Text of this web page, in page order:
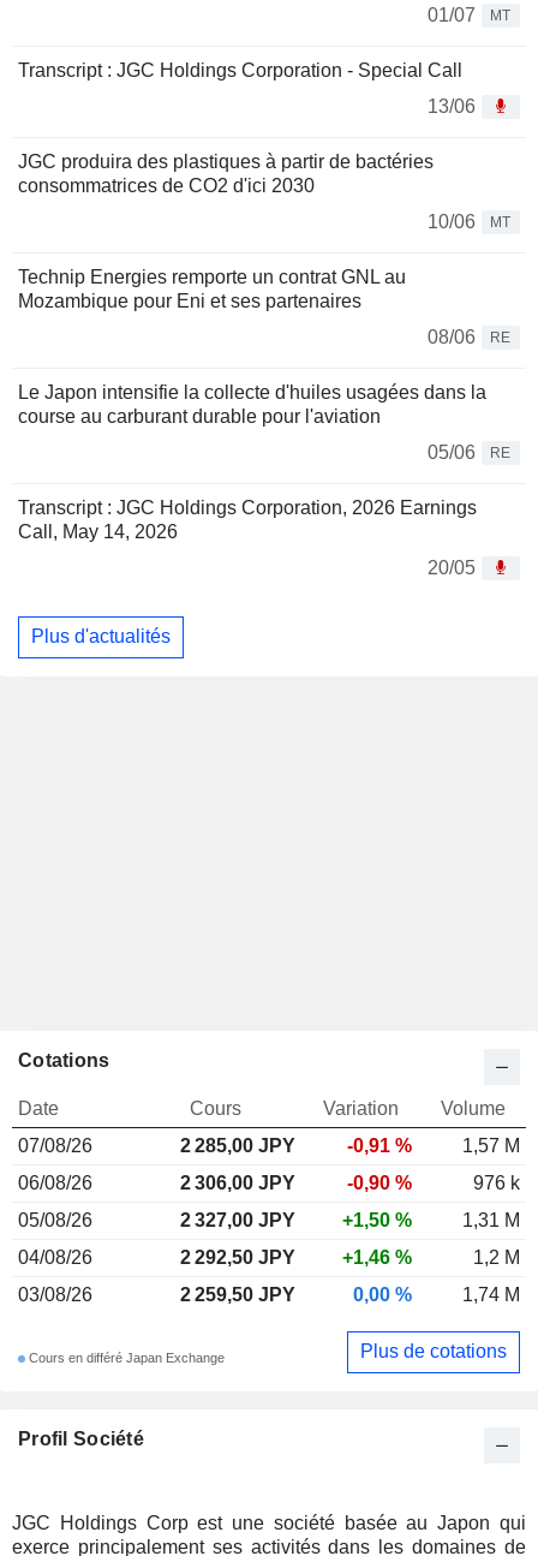
01/07
MT
Transcript : JGC Holdings Corporation - Special Call
13/06
JGC produira des plastiques à partir de bactéries
consommatrices de CO2 d'ici 2030
10/06
MT
Technip Energies remporte un contrat GNL au
Mozambique pour Eni et ses partenaires
08/06
RE
Le Japon intensifie la collecte d'huiles usagées dans la
course au carburant durable pour l'aviation
05/06
RE
Transcript : JGC Holdings Corporation, 2026 Earnings
Call, May 14, 2026
20/05
Plus d'actualités
Profil Société
JGC Holdings Corp est une société basée au Japon qui
exerce principalement ses activités dans les domaines de
Cotations
Date Cours Variation
Volume
07/08/26
2 285,00 JPY -0,91 %
1,57 M
06/08/26
2 306,00 JPY -0,90 %
976 k
05/08/26
2 327,00 JPY +1,50 %
1,31 M
04/08/26
2 292,50 JPY +1,46 %
1,2 M
03/08/26
2 259,50 JPY 0,00 % 1,74 M
Cours en différé Japan Exchange Plus de cotations